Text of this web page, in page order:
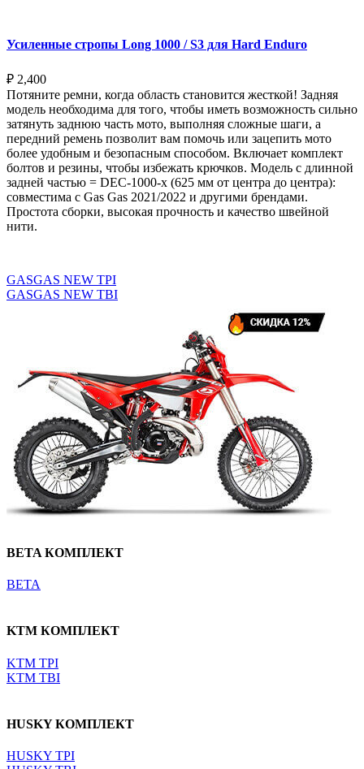
Усиленные стропы Long 1000 / S3 для Hard Enduro
₽ 2,400
Потяните ремни, когда область становится жесткой! Задняя
модель необходима для того, чтобы иметь возможность сильно
затянуть заднюю часть мото, выполняя сложные шаги, а
передний ремень позволит вам помочь или зацепить мото
более удобным и безопасным способом. Включает комплект
болтов и резины, чтобы избежать крючков. Модель с длинной
задней частью = DEC-1000-x (625 мм от центра до центра):
совместима с Gas Gas 2021/2022 и другими брендами.
Простота сборки, высокая прочность и качество швейной
нити.
GASGAS NEW TPI
GASGAS NEW TBI
BETA КОМПЛЕКТ
BETA
KTM КОМПЛЕКТ
KTM TPI
KTM TBI
HUSKY КОМПЛЕКТ
HUSKY TPI